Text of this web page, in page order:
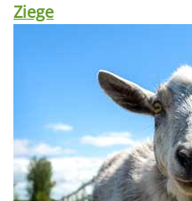
Ziege